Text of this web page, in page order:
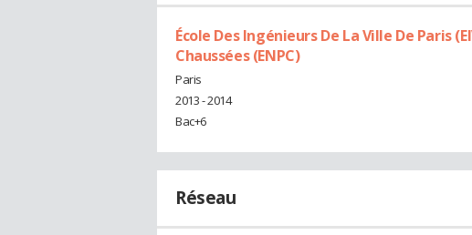
École Des Ingénieurs De La Ville De Paris
Chaussées (ENPC)
Paris
2013 - 2014
Bac+6
Réseau